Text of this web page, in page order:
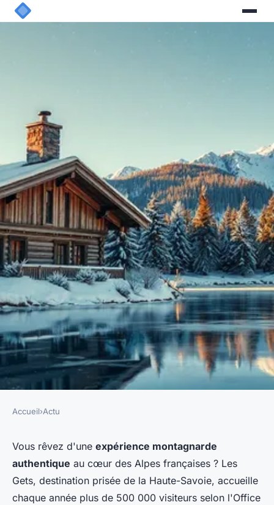
Chalets à louer à les Gets : un
séjour inoubliable vous attend
!
Accueil›Actu
Vous rêvez d'une expérience montagnarde
authentique au cœur des Alpes françaises ? Les
Gets, destination prisée de la Haute-Savoie, accueille
chaque année plus de 500 000 visiteurs selon l'Office